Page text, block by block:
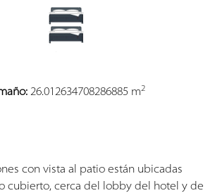
26.012634708286885 m2
con vista al patio están ubicadas
cubierto, cerca del lobby del hotel y de